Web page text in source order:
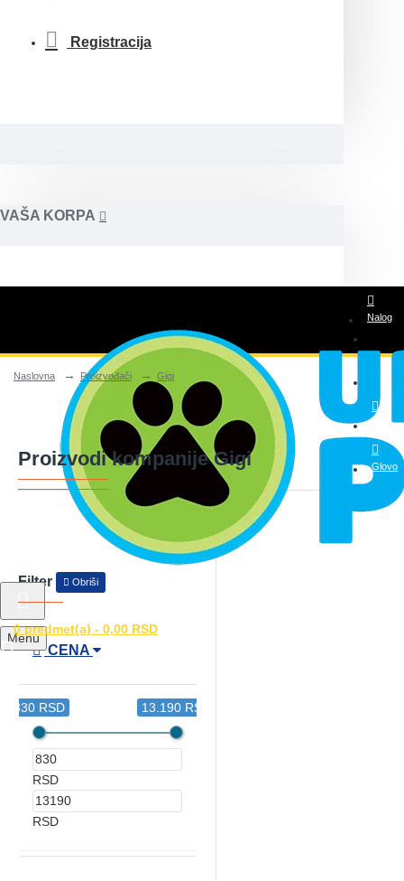
Registracija
VAŠA KORPA
Nalog
Glovo
Menu
0 predmet(a) - 0,00 RSD
Naslovna Proizvođači Gigi
Proizvodi kompanije Gigi
Filter Obriši
CENA
830 RSD 13.190 RSD
RSD
RSD